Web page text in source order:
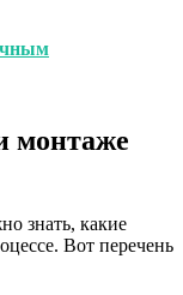
монтаже
знать, какие
Вот перечень